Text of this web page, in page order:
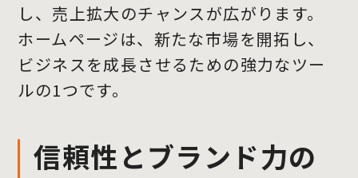
し、売上拡大のチャンスが広がります。
ホームページは、新たな市場を開拓し、
ビジネスを成長させるための強力なツー
ルの1つです。
信頼性とブランド力の